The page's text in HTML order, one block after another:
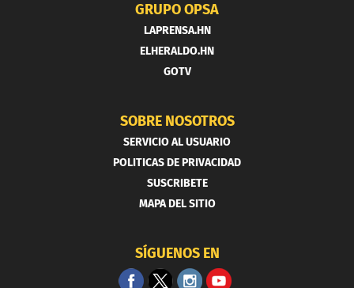
GRUPO OPSA
LAPRENSA.HN
ELHERALDO.HN
GOTV
SOBRE NOSOTROS
SERVICIO AL USUARIO
POLITICAS DE PRIVACIDAD
SUSCRIBETE
MAPA DEL SITIO
SÍGUENOS EN